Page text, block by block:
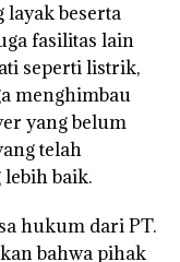
layak beserta
fasilitas lain
seperti listrik,
menghimbau
yang belum
telah
baik.
hukum dari PT.
bahwa pihak